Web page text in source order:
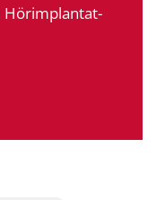
Hörimplantat-